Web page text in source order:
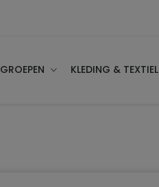
GROEPEN KLEDING & TEXTIEL